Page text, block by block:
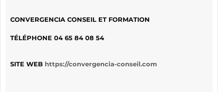
CONVERGENCIA CONSEIL ET FORMATION
TÉLÉPHONE 04 65 84 08 54
SITE WEB https://convergencia-conseil.com